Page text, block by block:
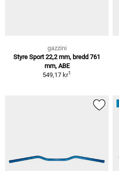
gazzini
Styre Sport 22,2 mm, bredd 761
mm, ABE
549,17 kr1